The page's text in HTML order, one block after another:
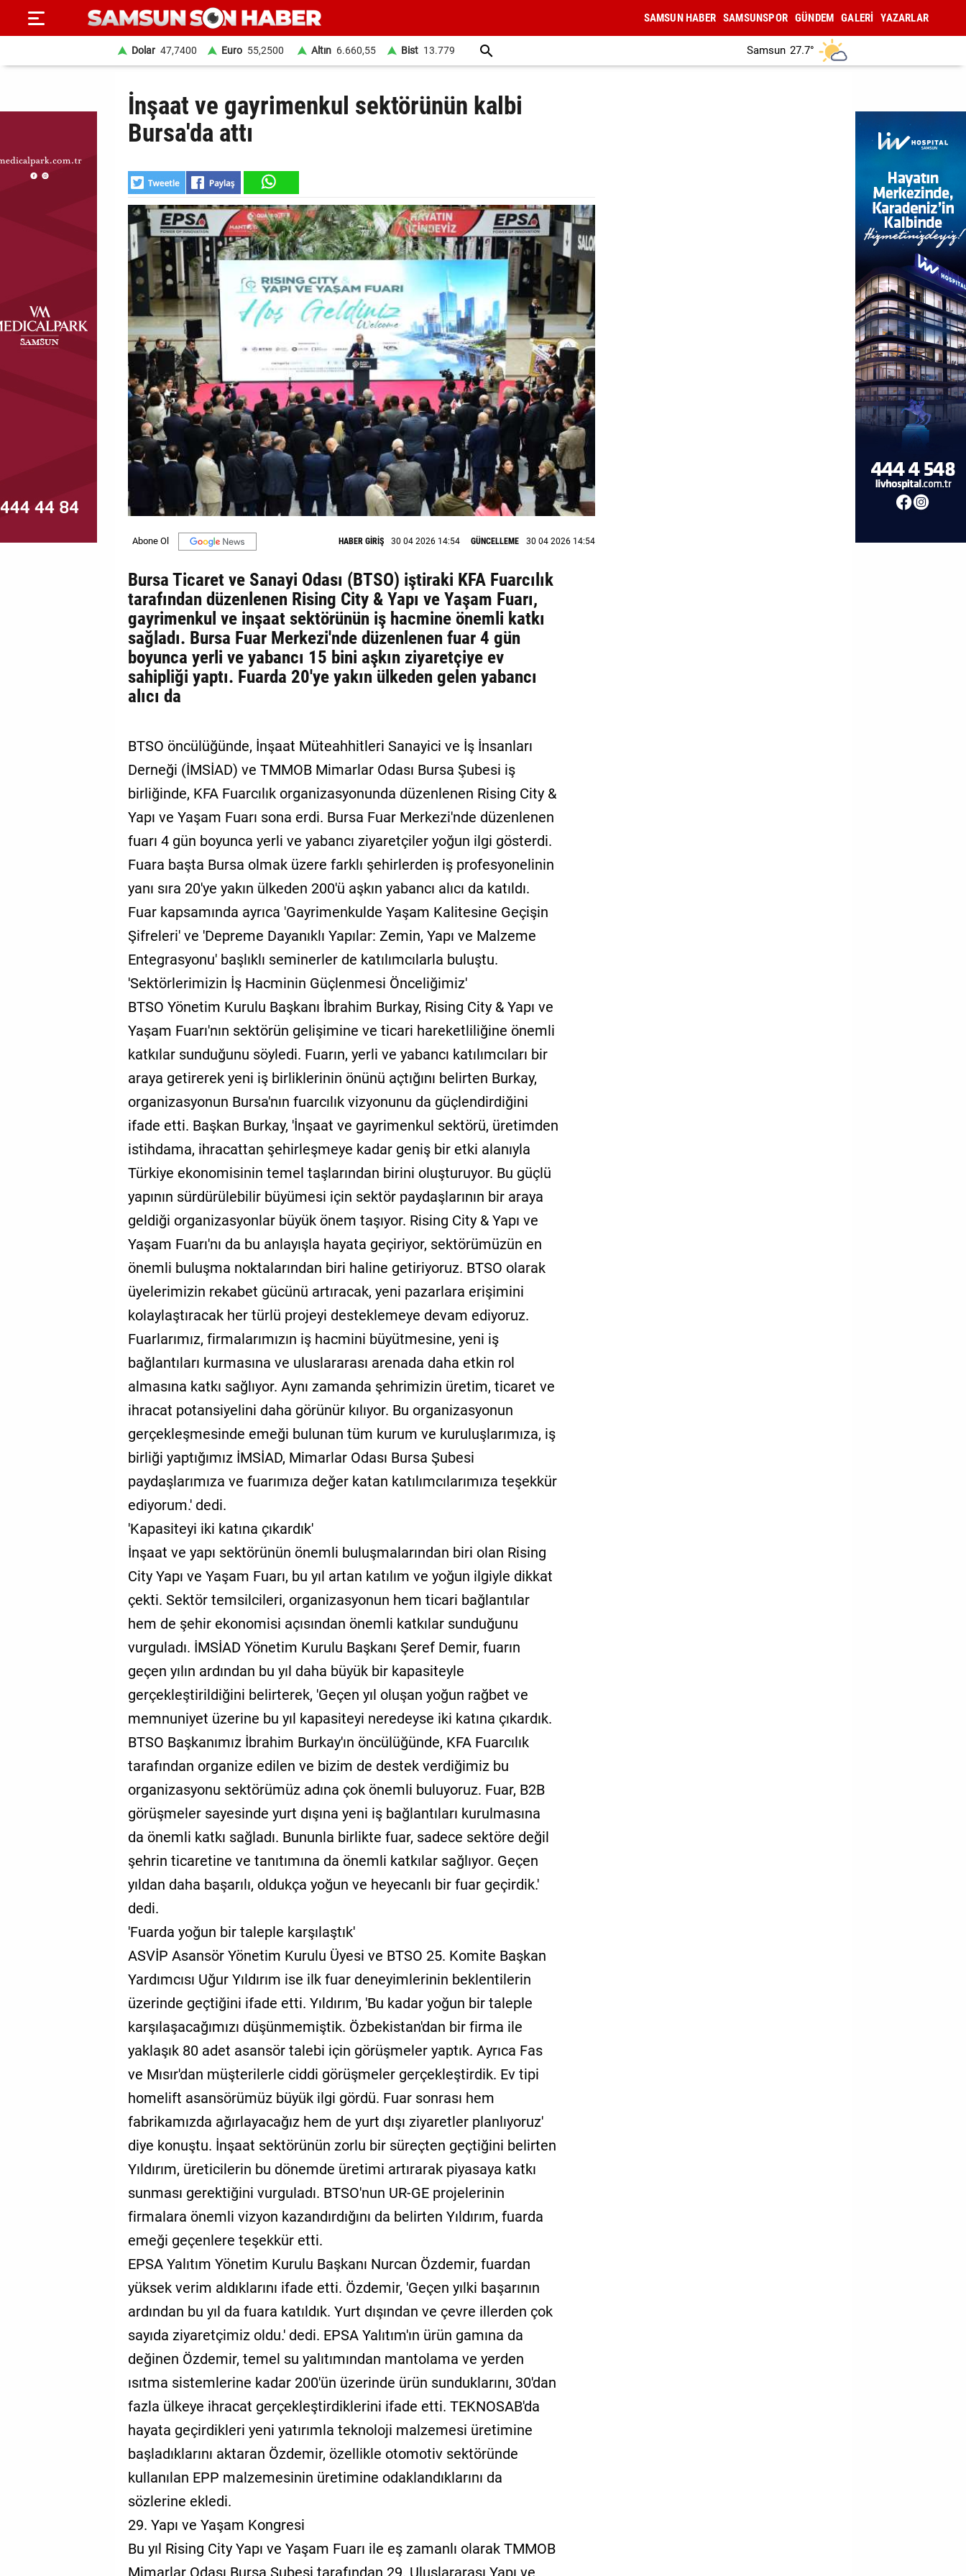
SAYFA
HABER
DÜNYA
MAGAZİN
Künye
İletişim
SAMSUN HABER SAMSUNSPOR GÜNDEM GALERİ YAZARLAR
Dolar 47,7400 Euro 55,2500 Altın 6.660,55 Bist 13.779 Samsun 27.7°
İnşaat ve gayrimenkul sektörünün kalbi
Bursa'da attı
HABER GİRİŞ 30 04 2026 14:54 GÜNCELLEME 30 04 2026 14:54
Bursa Ticaret ve Sanayi Odası (BTSO) iştiraki KFA Fuarcılık
tarafından düzenlenen Rising City & Yapı ve Yaşam Fuarı,
gayrimenkul ve inşaat sektörünün iş hacmine önemli katkı
sağladı. Bursa Fuar Merkezi'nde düzenlenen fuar 4 gün
boyunca yerli ve yabancı 15 bini aşkın ziyaretçiye ev
sahipliği yaptı. Fuarda 20'ye yakın ülkeden gelen yabancı
alıcı da
BTSO öncülüğünde, İnşaat Müteahhitleri Sanayici ve İş İnsanları
Derneği (İMSİAD) ve TMMOB Mimarlar Odası Bursa Şubesi iş
birliğinde, KFA Fuarcılık organizasyonunda düzenlenen Rising City &
Yapı ve Yaşam Fuarı sona erdi. Bursa Fuar Merkezi'nde düzenlenen
fuarı 4 gün boyunca yerli ve yabancı ziyaretçiler yoğun ilgi gösterdi.
Fuara başta Bursa olmak üzere farklı şehirlerden iş profesyonelinin
yanı sıra 20'ye yakın ülkeden 200'ü aşkın yabancı alıcı da katıldı.
Fuar kapsamında ayrıca 'Gayrimenkulde Yaşam Kalitesine Geçişin
Şifreleri' ve 'Depreme Dayanıklı Yapılar: Zemin, Yapı ve Malzeme
Entegrasyonu' başlıklı seminerler de katılımcılarla buluştu.
'Sektörlerimizin İş Hacminin Güçlenmesi Önceliğimiz'
BTSO Yönetim Kurulu Başkanı İbrahim Burkay, Rising City & Yapı ve
Yaşam Fuarı'nın sektörün gelişimine ve ticari hareketliliğine önemli
katkılar sunduğunu söyledi. Fuarın, yerli ve yabancı katılımcıları bir
araya getirerek yeni iş birliklerinin önünü açtığını belirten Burkay,
organizasyonun Bursa'nın fuarcılık vizyonunu da güçlendirdiğini
ifade etti. Başkan Burkay, 'İnşaat ve gayrimenkul sektörü, üretimden
istihdama, ihracattan şehirleşmeye kadar geniş bir etki alanıyla
Türkiye ekonomisinin temel taşlarından birini oluşturuyor. Bu güçlü
yapının sürdürülebilir büyümesi için sektör paydaşlarının bir araya
geldiği organizasyonlar büyük önem taşıyor. Rising City & Yapı ve
Yaşam Fuarı'nı da bu anlayışla hayata geçiriyor, sektörümüzün en
önemli buluşma noktalarından biri haline getiriyoruz. BTSO olarak
üyelerimizin rekabet gücünü artıracak, yeni pazarlara erişimini
kolaylaştıracak her türlü projeyi desteklemeye devam ediyoruz.
Fuarlarımız, firmalarımızın iş hacmini büyütmesine, yeni iş
bağlantıları kurmasına ve uluslararası arenada daha etkin rol
almasına katkı sağlıyor. Aynı zamanda şehrimizin üretim, ticaret ve
ihracat potansiyelini daha görünür kılıyor. Bu organizasyonun
gerçekleşmesinde emeği bulunan tüm kurum ve kuruluşlarımıza, iş
birliği yaptığımız İMSİAD, Mimarlar Odası Bursa Şubesi
paydaşlarımıza ve fuarımıza değer katan katılımcılarımıza teşekkür
ediyorum.' dedi.
'Kapasiteyi iki katına çıkardık'
İnşaat ve yapı sektörünün önemli buluşmalarından biri olan Rising
City Yapı ve Yaşam Fuarı, bu yıl artan katılım ve yoğun ilgiyle dikkat
çekti. Sektör temsilcileri, organizasyonun hem ticari bağlantılar
hem de şehir ekonomisi açısından önemli katkılar sunduğunu
vurguladı. İMSİAD Yönetim Kurulu Başkanı Şeref Demir, fuarın
geçen yılın ardından bu yıl daha büyük bir kapasiteyle
gerçekleştirildiğini belirterek, 'Geçen yıl oluşan yoğun rağbet ve
memnuniyet üzerine bu yıl kapasiteyi neredeyse iki katına çıkardık.
BTSO Başkanımız İbrahim Burkay'ın öncülüğünde, KFA Fuarcılık
tarafından organize edilen ve bizim de destek verdiğimiz bu
organizasyonu sektörümüz adına çok önemli buluyoruz. Fuar, B2B
görüşmeler sayesinde yurt dışına yeni iş bağlantıları kurulmasına
da önemli katkı sağladı. Bununla birlikte fuar, sadece sektöre değil
şehrin ticaretine ve tanıtımına da önemli katkılar sağlıyor. Geçen
yıldan daha başarılı, oldukça yoğun ve heyecanlı bir fuar geçirdik.'
dedi.
'Fuarda yoğun bir taleple karşılaştık'
ASVİP Asansör Yönetim Kurulu Üyesi ve BTSO 25. Komite Başkan
Yardımcısı Uğur Yıldırım ise ilk fuar deneyimlerinin beklentilerin
üzerinde geçtiğini ifade etti. Yıldırım, 'Bu kadar yoğun bir taleple
karşılaşacağımızı düşünmemiştik. Özbekistan'dan bir firma ile
yaklaşık 80 adet asansör talebi için görüşmeler yaptık. Ayrıca Fas
ve Mısır'dan müşterilerle ciddi görüşmeler gerçekleştirdik. Ev tipi
homelift asansörümüz büyük ilgi gördü. Fuar sonrası hem
fabrikamızda ağırlayacağız hem de yurt dışı ziyaretler planlıyoruz'
diye konuştu. İnşaat sektörünün zorlu bir süreçten geçtiğini belirten
Yıldırım, üreticilerin bu dönemde üretimi artırarak piyasaya katkı
sunması gerektiğini vurguladı. BTSO'nun UR-GE projelerinin
firmalara önemli vizyon kazandırdığını da belirten Yıldırım, fuarda
emeği geçenlere teşekkür etti.
EPSA Yalıtım Yönetim Kurulu Başkanı Nurcan Özdemir, fuardan
yüksek verim aldıklarını ifade etti. Özdemir, 'Geçen yılki başarının
ardından bu yıl da fuara katıldık. Yurt dışından ve çevre illerden çok
sayıda ziyaretçimiz oldu.' dedi. EPSA Yalıtım'ın ürün gamına da
değinen Özdemir, temel su yalıtımından mantolama ve yerden
ısıtma sistemlerine kadar 200'ün üzerinde ürün sunduklarını, 30'dan
fazla ülkeye ihracat gerçekleştirdiklerini ifade etti. TEKNOSAB'da
hayata geçirdikleri yeni yatırımla teknoloji malzemesi üretimine
başladıklarını aktaran Özdemir, özellikle otomotiv sektöründe
kullanılan EPP malzemesinin üretimine odaklandıklarını da
sözlerine ekledi.
29. Yapı ve Yaşam Kongresi
Bu yıl Rising City Yapı ve Yaşam Fuarı ile eş zamanlı olarak TMMOB